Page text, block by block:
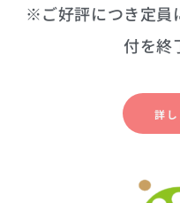
※ご好評につき定員
付を終
詳